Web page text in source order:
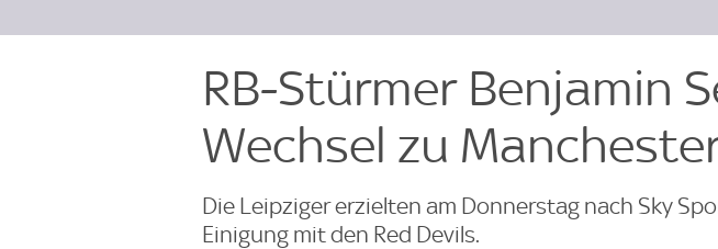
RB-Stürmer Benjamin
Wechsel zu
Die Leipziger erzielten am Donnerstag nach Sky
Einigung mit den Red Devils.